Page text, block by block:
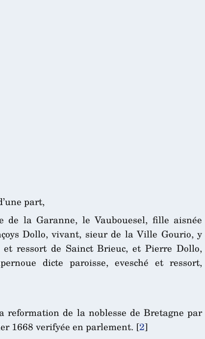
part,
la Garanne, le Vaubouesel, fille aisnée
Dollo, vivant, sieur de la Ville Gourio, y
et ressort de Sainct Brieuc, et Pierre Dollo,
dicte paroisse, evesché et ressort,
de la noblesse de Bretagne par
1668 verifyée en parlement. [2]